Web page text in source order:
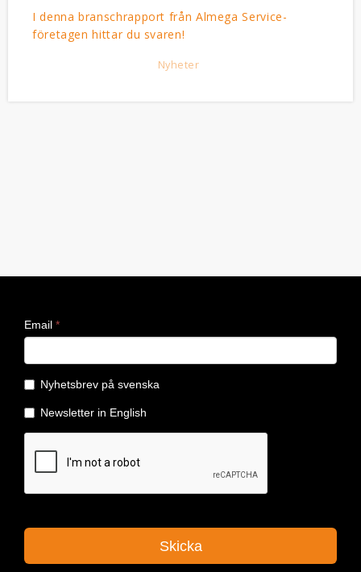
I denna branschrapport från Almega Service­
företagen hittar du svaren!
Nyheter